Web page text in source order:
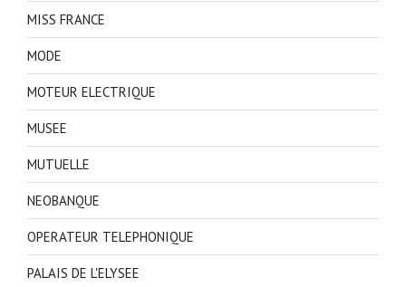
MISS FRANCE
MODE
MOTEUR ELECTRIQUE
MUSEE
MUTUELLE
NEOBANQUE
OPERATEUR TELEPHONIQUE
PALAIS DE L'ELYSEE